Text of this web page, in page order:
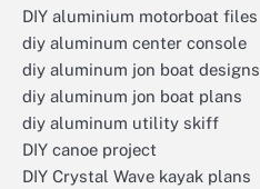
DIY aluminium motorboat files
diy aluminum center console
diy aluminum jon boat designs
diy aluminum jon boat plans
diy aluminum utility skiff
DIY canoe project
DIY Crystal Wave kayak plans